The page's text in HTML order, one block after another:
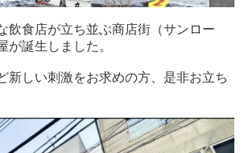
飲食店が立ち並ぶ商店街（サンロー
が誕生しました。
新しい刺激をお求めの方、是非お立ち